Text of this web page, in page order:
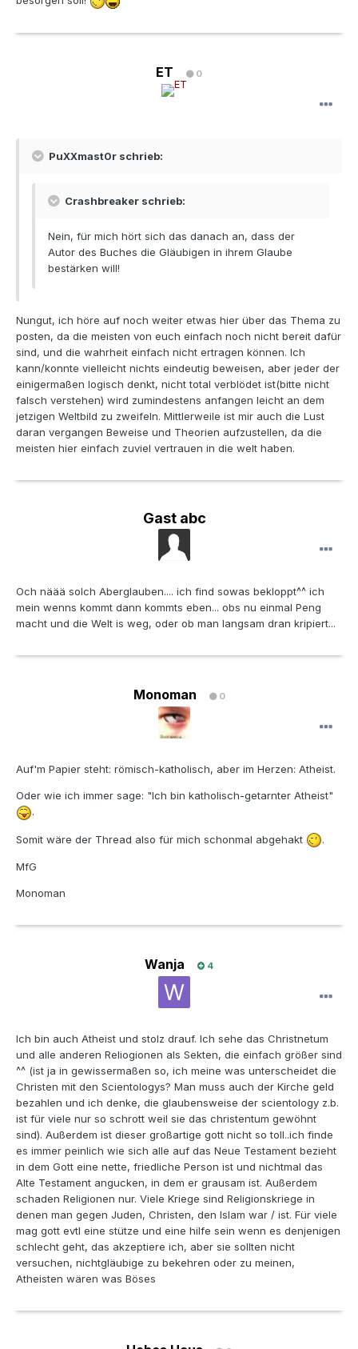
ET 0
PuXXmast0r schrieb:
Crashbreaker schrieb:
Nein, für mich hört sich das danach an, dass der
Autor des Buches die Gläubigen in ihrem Glaube
bestärken will!
Nungut, ich höre auf noch weiter etwas hier über das Thema zu
posten, da die meisten von euch einfach noch nicht bereit dafür
sind, und die wahrheit einfach nicht ertragen können. Ich
kann/konnte vielleicht nichts eindeutig beweisen, aber jeder der
einigermaßen logisch denkt, nicht total verblödet ist(bitte nicht
falsch verstehen) wird zumindestens anfangen leicht an dem
jetzigen Weltbild zu zweifeln. Mittlerweile ist mir auch die Lust
daran vergangen Beweise und Theorien aufzustellen, da die
meisten hier einfach zuviel vertrauen in die welt haben.
Gast abc
Och näää solch Aberglauben.... ich find sowas bekloppt^^ ich
mein wenns kommt dann kommts eben... obs nu einmal Peng
macht und die Welt is weg, oder ob man langsam dran kripiert...
Monoman 0
Auf'm Papier steht: römisch-katholisch, aber im Herzen: Atheist.
Oder wie ich immer sage: "Ich bin katholisch-getarnter Atheist"
.
Somit wäre der Thread also für mich schonmal abgehakt .
MfG
Monoman
Wanja 4
Ich bin auch Atheist und stolz drauf. Ich sehe das Christnetum
und alle anderen Reliogionen als Sekten, die einfach größer sind
^^ (ist ja in gewissermaßen so, ich meine was unterscheidet die
Christen mit den Scientologys? Man muss auch der Kirche geld
bezahlen und ich denke, die glaubensweise der scientology z.b.
ist für viele nur so schrott weil sie das christentum gewöhnt
sind). Außerdem ist dieser großartige gott nicht so toll..ich finde
es immer peinlich wie sich alle auf das Neue Testament bezieht
in dem Gott eine nette, friedliche Person ist und nichtmal das
Alte Testament angucken, in dem er grausam ist. Außerdem
schaden Religionen nur. Viele Kriege sind Religionskriege in
denen man gegen Juden, Christen, den Islam war / ist. Für viele
mag gott evtl eine stütze und eine hilfe sein wenn es denjenigen
schlecht geht, das akzeptiere ich, aber sie sollten nicht
versuchen, nichtgläubige zu bekehren oder zu meinen,
Atheisten wären was Böses